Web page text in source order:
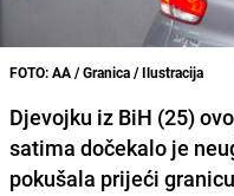
FOTO: AA / Granica / Ilustracija
Djevojku iz BiH (25)
satima dočekalo je
pokušala prijeći